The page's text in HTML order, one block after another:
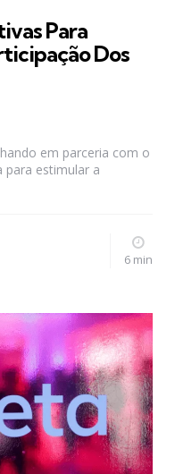
Para
Dos
em parceria com o
para estimular a
6 min